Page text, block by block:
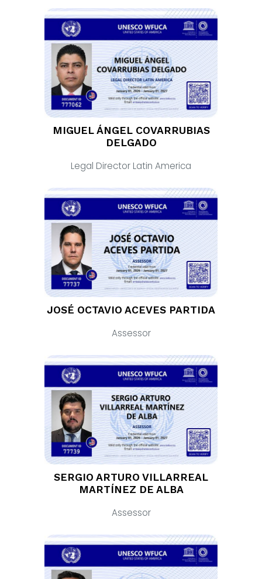
MIGUEL ÁNGEL COVARRUBIAS
DELGADO
Legal Director Latin America
JOSÉ OCTAVIO ACEVES PARTIDA
Assessor
SERGIO ARTURO VILLARREAL
MARTÍNEZ DE ALBA
Assessor